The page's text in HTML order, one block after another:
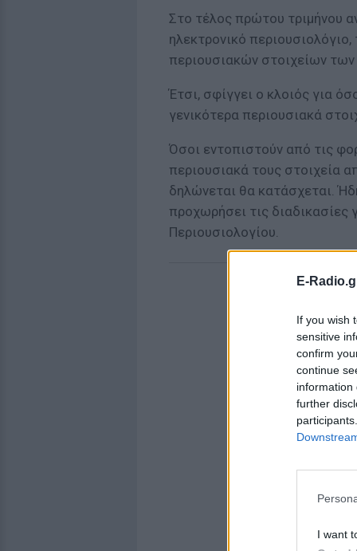
E-
If you wish
sensitive
confirm
continue
information
further
I want
Στο τέλος πρώτου τριμήνου
ηλεκτρονικό
περιουσιακών στοιχείων
Έτσι, σφίγγει ο κλοιός για
γενικότερα περιουσιακά
Όσοι εντοπιστούν από τις
περιουσιακά τους στοιχεία
δηλώνεται θα κατάσχεται.
προχωρήσει τις διαδικασίες
Περιουσιολογίου.